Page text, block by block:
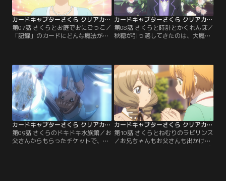
カードキャプターさくら クリアカード編 第07話
第07話 さくらとお庭でおにごっこ／
「記録」のカードにどんな魔法があ
後、お庭で知世と一緒にカードを試
してみることに。一方、知世も新し
いカメラを初披露！大道寺トイズが
開発した新型カメラが空を飛ぶ中、
カードの気配を感じたさくら
は…！？
カードキャプターさくら クリアカード編 第08話
第08話 さくらと時計とかくれんぼ／
秋穂が引っ越してきたのは、大魔法
えたのは、秋穂の世話をする海渡と
いう執事だった。秋穂は一族が集め
た本を納めた書庫を案内してくれる
が、カードの気配をたどった先は本
が棚ごとなくなっていた。
カードキャプターさくら クリアカード編 第09話
第09話 さくらのドキドキ水族館／お
父さんからもらったチケットで、小
カードキャプターさくら クリアカード編 第10話
第10話 さくらとねむりのラビリンス
／お兄ちゃんもお父さんも出かけて
いない夜、秋穂がさくらの家に遊び